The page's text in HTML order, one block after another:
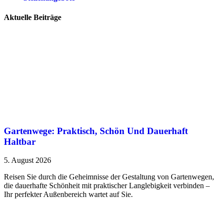
Aktuelle Beiträge
Gartenwege: Praktisch, Schön Und Dauerhaft
Haltbar
5. August 2026
Reisen Sie durch die Geheimnisse der Gestaltung von Gartenwegen,
die dauerhafte Schönheit mit praktischer Langlebigkeit verbinden –
Ihr perfekter Außenbereich wartet auf Sie.